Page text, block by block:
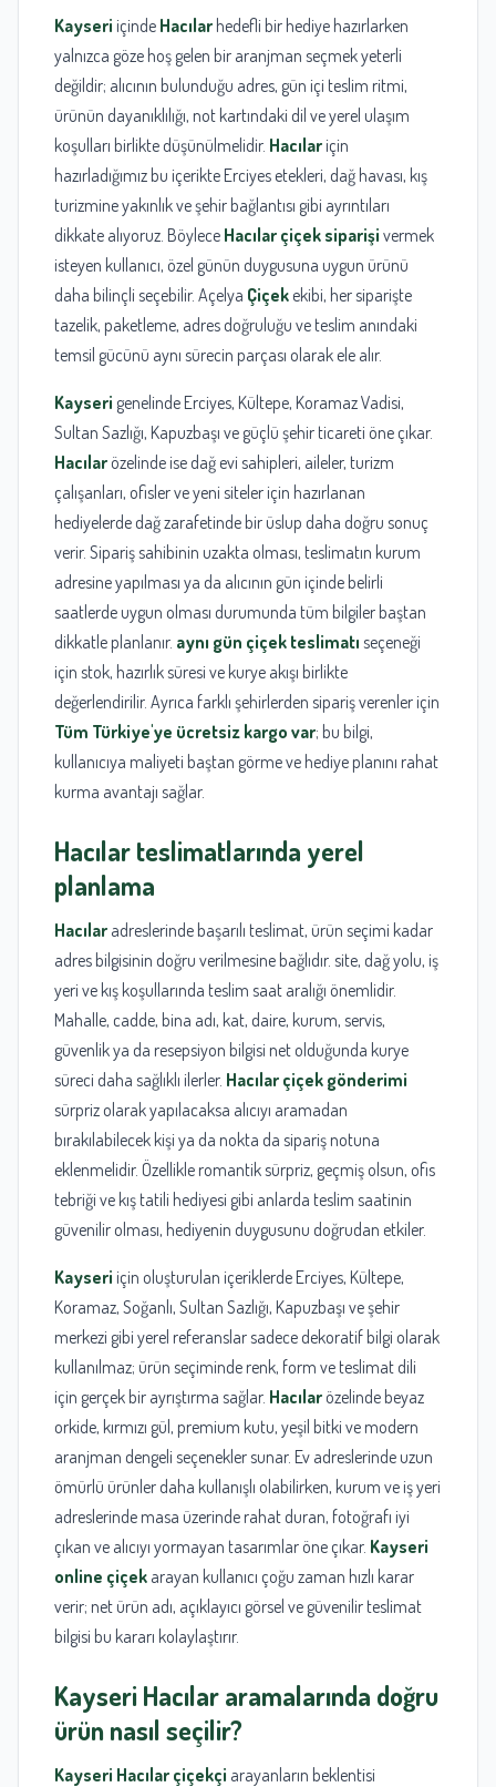
Kayseri içinde Hacılar hedefli bir hediye hazırlarken
yalnızca göze hoş gelen bir aranjman seçmek yeterli
değildir; alıcının bulunduğu adres, gün içi teslim ritmi,
ürünün dayanıklılığı, not kartındaki dil ve yerel ulaşım
koşulları birlikte düşünülmelidir. Hacılar için
hazırladığımız bu içerikte Erciyes etekleri, dağ havası, kış
turizmine yakınlık ve şehir bağlantısı gibi ayrıntıları
dikkate alıyoruz. Böylece Hacılar çiçek siparişi vermek
isteyen kullanıcı, özel günün duygusuna uygun ürünü
daha bilinçli seçebilir. Açelya Çiçek ekibi, her siparişte
tazelik, paketleme, adres doğruluğu ve teslim anındaki
temsil gücünü aynı sürecin parçası olarak ele alır.
Kayseri genelinde Erciyes, Kültepe, Koramaz Vadisi,
Sultan Sazlığı, Kapuzbaşı ve güçlü şehir ticareti öne çıkar.
Hacılar özelinde ise dağ evi sahipleri, aileler, turizm
çalışanları, ofisler ve yeni siteler için hazırlanan
hediyelerde dağ zarafetinde bir üslup daha doğru sonuç
verir. Sipariş sahibinin uzakta olması, teslimatın kurum
adresine yapılması ya da alıcının gün içinde belirli
saatlerde uygun olması durumunda tüm bilgiler baştan
dikkatle planlanır. aynı gün çiçek teslimatı seçeneği
için stok, hazırlık süresi ve kurye akışı birlikte
değerlendirilir. Ayrıca farklı şehirlerden sipariş verenler için
Tüm Türkiye'ye ücretsiz kargo var; bu bilgi,
kullanıcıya maliyeti baştan görme ve hediye planını rahat
kurma avantajı sağlar.
Hacılarteslimatlarında yerel
planlama
Hacılar adreslerinde başarılı teslimat, ürün seçimi kadar
adres bilgisinin doğru verilmesine bağlıdır. site, dağ yolu, iş
yeri ve kış koşullarında teslim saat aralığı önemlidir.
Mahalle, cadde, bina adı, kat, daire, kurum, servis,
güvenlik ya da resepsiyon bilgisi net olduğunda kurye
süreci daha sağlıklı ilerler. Hacılar çiçek gönderimi
sürpriz olarak yapılacaksa alıcıyı aramadan
bırakılabilecek kişi ya da nokta da sipariş notuna
eklenmelidir. Özellikle romantik sürpriz, geçmiş olsun, ofis
tebriği ve kış tatili hediyesi gibi anlarda teslim saatinin
güvenilir olması, hediyenin duygusunu doğrudan etkiler.
Kayseri için oluşturulan içeriklerde Erciyes, Kültepe,
Koramaz, Soğanlı, Sultan Sazlığı, Kapuzbaşı ve şehir
merkezi gibi yerel referanslar sadece dekoratif bilgi olarak
kullanılmaz; ürün seçiminde renk, form ve teslimat dili
için gerçek bir ayrıştırma sağlar. Hacılar özelinde beyaz
orkide, kırmızı gül, premium kutu, yeşil bitki ve modern
aranjman dengeli seçenekler sunar. Ev adreslerinde uzun
ömürlü ürünler daha kullanışlı olabilirken, kurum ve iş yeri
adreslerinde masa üzerinde rahat duran, fotoğrafı iyi
çıkan ve alıcıyı yormayan tasarımlar öne çıkar. Kayseri
online çiçek arayan kullanıcı çoğu zaman hızlı karar
verir; net ürün adı, açıklayıcı görsel ve güvenilir teslimat
bilgisi bu kararı kolaylaştırır.
Kayseri Hacılararamalarında doğru
ürün nasıl seçilir?
Kayseri Hacılar çiçekçi arayanların beklentisi